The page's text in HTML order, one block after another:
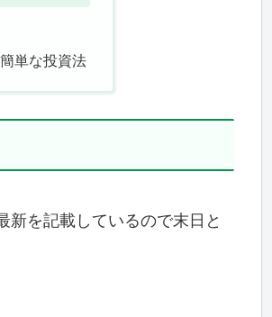
単な投資法
新を記載しているので末日と